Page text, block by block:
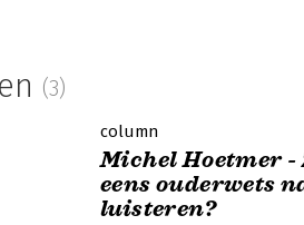
(3)
column
Michel Hoetmer
eens ouderwets
luisteren?